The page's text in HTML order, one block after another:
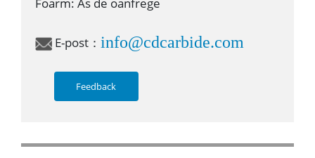
E-post： info@cdcarbide.com
Feedback